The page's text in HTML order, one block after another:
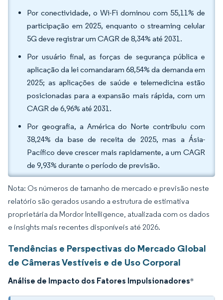
Por conectividade, o Wi-Fi dominou com 55,11% de
participação em 2025, enquanto o streaming celular
5G deve registrar um CAGR de 8,34% até 2031.
Por usuário final, as forças de segurança pública e
aplicação da lei comandaram 68,54% da demanda em
2025; as aplicações de saúde e telemedicina estão
posicionadas para a expansão mais rápida, com um
CAGR de 6,96% até 2031.
Por geografia, a América do Norte contribuiu com
38,24% da base de receita de 2025, mas a Ásia-
Pacífico deve crescer mais rapidamente, a um CAGR
de 9,93% durante o período de previsão.
Nota: Os números de tamanho de mercado e previsão neste
relatório são gerados usando a estrutura de estimativa
proprietária da Mordor Intelligence, atualizada com os dados
e insights mais recentes disponíveis até 2026.
Tendências e Perspectivas do Mercado Global
de Câmeras Vestíveis e de Uso Corporal
Análise de Impacto dos Fatores Impulsionadores*